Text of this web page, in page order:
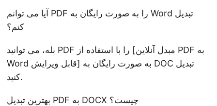
آیا می توانم PDF را به صورت رایگان به Word تبدیل
کنم؟
بله، می توانید PDF را با استفاده از [مبدل آنلاین PDF به
Word قابل ویرایش] به صورت رایگان به DOC تبدیل
کنید.
بهترین تبدیل PDF به DOCX چیست؟